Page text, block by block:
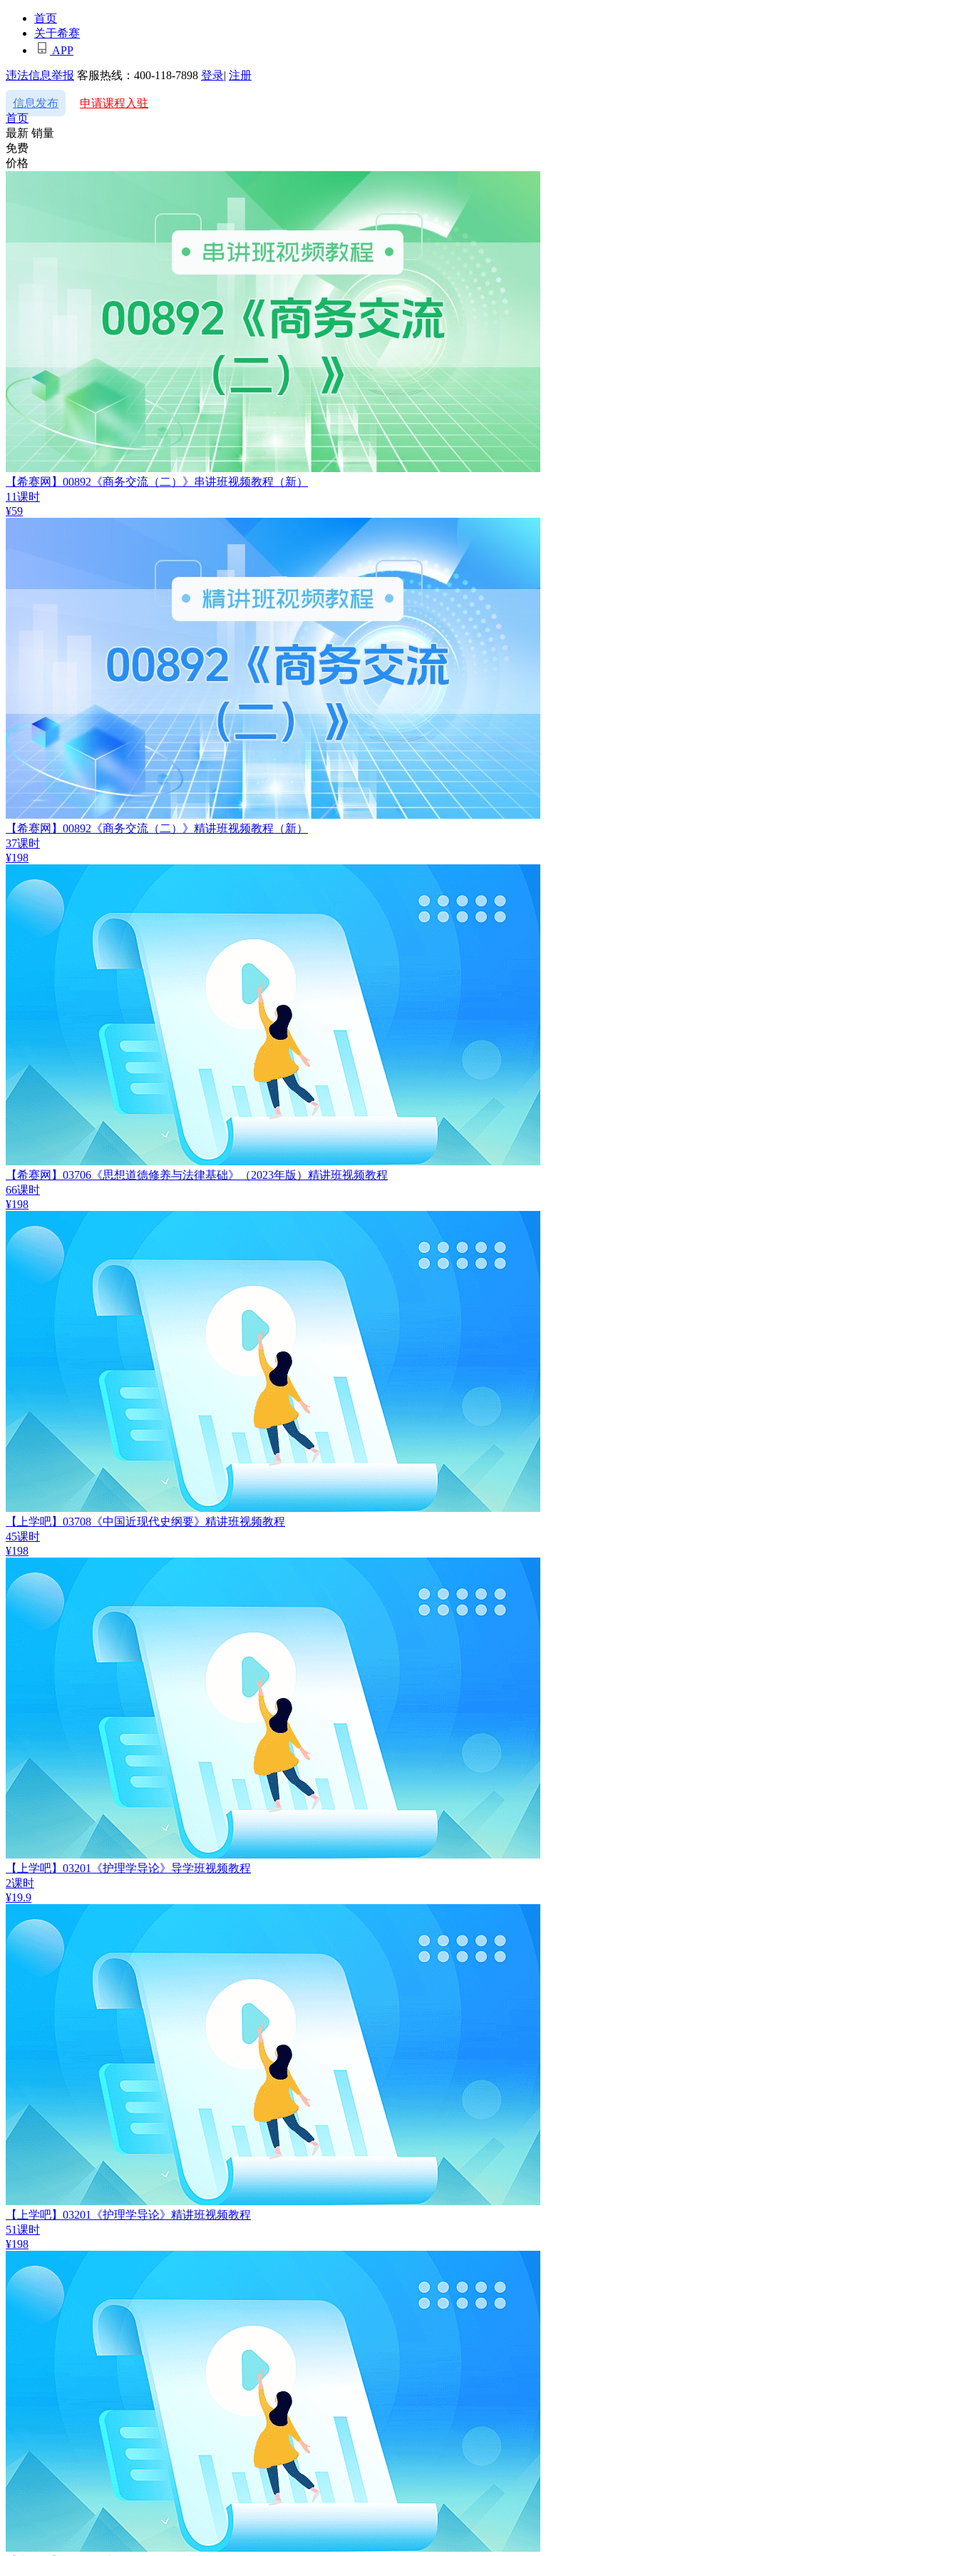
首页
关于希赛
APP
违法信息举报 客服热线：400-118-7898 登录| 注册
信息发布
申请课程入驻
首页
最新 销量
免费
价格
【希赛网】00892《商务交流（二）》串讲班视频教程（新）
11课时
¥59
【希赛网】00892《商务交流（二）》精讲班视频教程（新）
37课时
¥198
【希赛网】03706《思想道德修养与法律基础》（2023年版）精讲班视频教程
66课时
¥198
【上学吧】03708《中国近现代史纲要》精讲班视频教程
45课时
¥198
【上学吧】03201《护理学导论》导学班视频教程
2课时
¥19.9
【上学吧】03201《护理学导论》精讲班视频教程
51课时
¥198